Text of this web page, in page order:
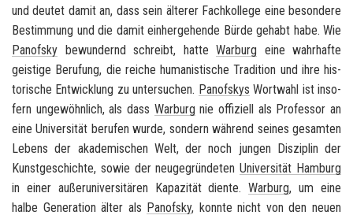
und deu­tet damit an, dass sein äl­te­rer Fach­kol­le­ge eine be­son­de­re
Be­stim­mung und die damit ein­her­ge­hen­de Bürde ge­habt habe. Wie
Pan­of­sky be­wun­dernd schreibt, hatte War­burg eine wahr­haf­te
geis­ti­ge Be­ru­fung, die rei­che hu­ma­nis­ti­sche Tra­di­ti­on und ihre his­
to­ri­sche Ent­wick­lung zu un­ter­su­chen. Pan­of­skys Wort­wahl ist in­so­
fern un­ge­wöhn­lich, als dass War­burg nie of­fi­zi­ell als Pro­fes­sor an
eine Uni­ver­si­tät be­ru­fen wurde, son­dern wäh­rend sei­nes ge­sam­ten
Le­bens der aka­de­mi­schen Welt, der noch jun­gen Dis­zi­plin der
Kunst­ge­schich­te, sowie der neu­ge­grün­de­tenUni­ver­si­tät Ham­burg
in einer au­ßer­uni­ver­si­tä­ren Ka­pa­zi­tät dien­te.War­burg, um eine
halbe Ge­nera­ti­on älter als Pan­of­sky, konn­te nicht von den neuen